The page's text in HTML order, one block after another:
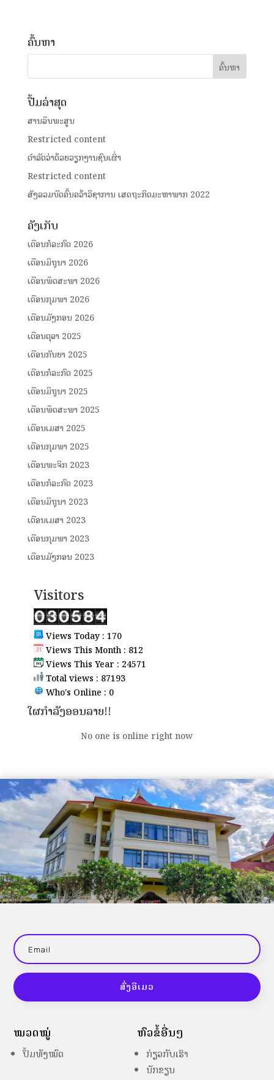
ຄົ້ນຫາ
ປື້ມລ່າສຸດ
ສານລຶບພະສູນ
Restricted content
ດໍາລັດວ່າດ້ວຍວຽກງານຊົນເຜົ່າ
Restricted content
ສັງລວມບົດຄົ້ນຄວ້າວິຊາການ ເສດຖະກິດມະຫາພາກ 2022
ຄັງເກັບ
ເດືອນກໍລະກົດ 2026
ເດືອນມິຖຸນາ 2026
ເດືອນພຶດສະພາ 2026
ເດືອນກຸມພາ 2026
ເດືອນມັງກອນ 2026
ເດືອນຕຸລາ 2025
ເດືອນກັນຍາ 2025
ເດືອນກໍລະກົດ 2025
ເດືອນມິຖຸນາ 2025
ເດືອນພຶດສະພາ 2025
ເດືອນເມສາ 2025
ເດືອນກຸມພາ 2025
ເດືອນພະຈິກ 2023
ເດືອນກໍລະກົດ 2023
ເດືອນມິຖຸນາ 2023
ເດືອນເມສາ 2023
ເດືອນກຸມພາ 2023
ເດືອນມັງກອນ 2023
Visitors
Views Today : 170
Views This Month : 812
Views This Year : 24571
Total views : 87193
Who's Online : 0
ໃຜກຳລັງອອນລາຍ!!
No one is online right now
ສົ່ງອີເມວ
ໝວດໝູ່
ປຶ້ມທັງໝົດ
ຫົວຂໍ້ອື່ນໆ
ກ່ຽວກັບເຮົາ
ນັກຂຽນ